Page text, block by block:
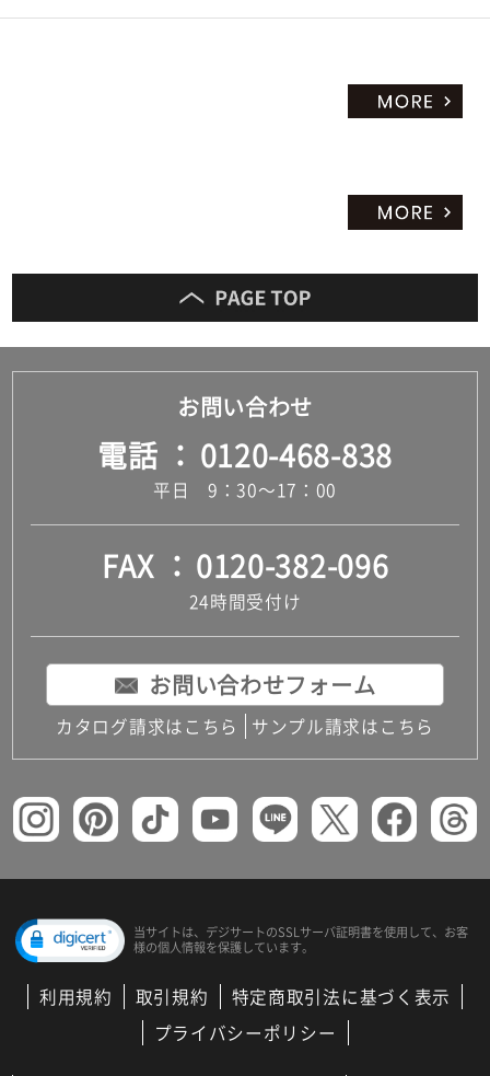
お問い合わせ
電話 0120-468-838
平日 9：30～17：00
FAX 0120-382-096
24時間受付け
お問い合わせフォーム
カタログ請求はこちら サンプル請求はこちら
当サイトは、デジサートのSSLサーバ証明書を使用して、 お客
様の個人情報を保護しています。
利用規約 取引規約
特定商取引法に基づく表示
プライバシーポリシー